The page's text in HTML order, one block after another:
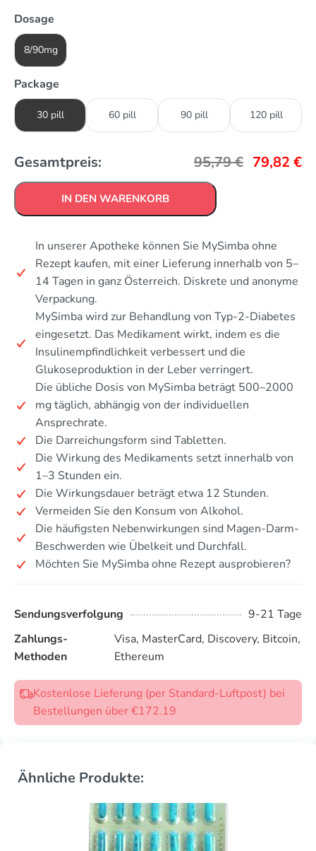
Dosage
8/90mg
Package
30 pill 60 pill 90 pill 120 pill
Gesamtpreis: 95,79€ 79,82 €
IN DEN WARENKORB
In unserer Apotheke können Sie MySimba ohne
Rezept kaufen, mit einer Lieferung innerhalb von 5–
14 Tagen in ganz Österreich. Diskrete und anonyme
Verpackung.
MySimba wird zur Behandlung von Typ-2-Diabetes
eingesetzt. Das Medikament wirkt, indem es die
Insulinempfindlichkeit verbessert und die
Glukoseproduktion in der Leber verringert.
Die übliche Dosis von MySimba beträgt 500–2000
mg täglich, abhängig von der individuellen
Ansprechrate.
Die Darreichungsform sind Tabletten.
Die Wirkung des Medikaments setzt innerhalb von
1–3 Stunden ein.
Die Wirkungsdauer beträgt etwa 12 Stunden.
Vermeiden Sie den Konsum von Alkohol.
Die häufigsten Nebenwirkungen sind Magen-Darm-
Beschwerden wie Übelkeit und Durchfall.
Möchten Sie MySimba ohne Rezept ausprobieren?
Sendungsverfolgung
9-21 Tage
Zahlungs-
Methoden
Visa, MasterCard, Discovery, Bitcoin,
Ethereum
Kostenlose Lieferung (per Standard-Luftpost) bei
Bestellungen über €172.19
Ähnliche Produkte: